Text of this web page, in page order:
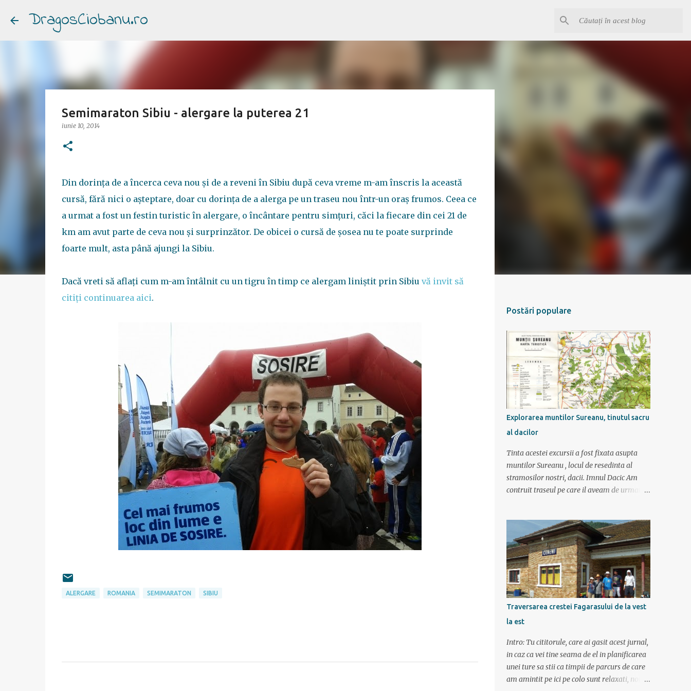
DragosCiobanu.ro
Semimaraton Sibiu - alergare la puterea 21
iunie 10, 2014
Din dorinţa de a încerca ceva nou şi de a reveni în Sibiu după ceva vreme m-am înscris la această
cursă, fără nici o aşteptare, doar cu dorinţa de a alerga pe un traseu nou într-un oraş frumos. Ceea ce
a urmat a fost un festin turistic în alergare, o încântare pentru simţuri, căci la fiecare din cei 21 de
km am avut parte de ceva nou şi surprinzător. De obicei o cursă de şosea nu te poate surprinde
foarte mult, asta până ajungi la Sibiu.
Dacă vreti să aflaţi cum m-am întâlnit cu un tigru în timp ce alergam liniştit prin Sibiu vă invit să
citiţi continuarea aici.
ALERGARE ROMANIA SEMIMARATON SIBIU
Postări populare
Explorarea muntilor Sureanu, tinutul sacru
al dacilor
Tinta acestei excursii a fost fixata asupta
muntilor Sureanu , locul de resedinta al
stramosilor nostri, dacii. Imnul Dacic Am
contruit traseul pe care il aveam de urmat
zile ca doar de aia e vacanta. Am plecat
sambata 30 iulie pe ruta Pitesti, Rm. Valcea,
Novaci, Ranca, Sebes, Orastie. Si cum se
putea sa plecam decat cu masina dacilor, ce-
i drept restilizata si imbunatatita, denumita
acum Dacia Logan. Ne-am inarmat cu 3-4
harti si cu un plan bine documentat de vreo
15 pagini (cine il vrea sa ridice mana sus). Am
inghesuit cu greu rucsacii, corturile, sacii de
dormit si mancarea in masina.
Traversarea crestei Fagarasului de la vest
la est
Intro: Tu cititorule, care ai gasit acest jurnal,
in caz ca vei tine seama de el in planificarea
unei ture sa stii ca timpii de parcurs de care
am amintit pe ici pe colo sunt relaxati, noi